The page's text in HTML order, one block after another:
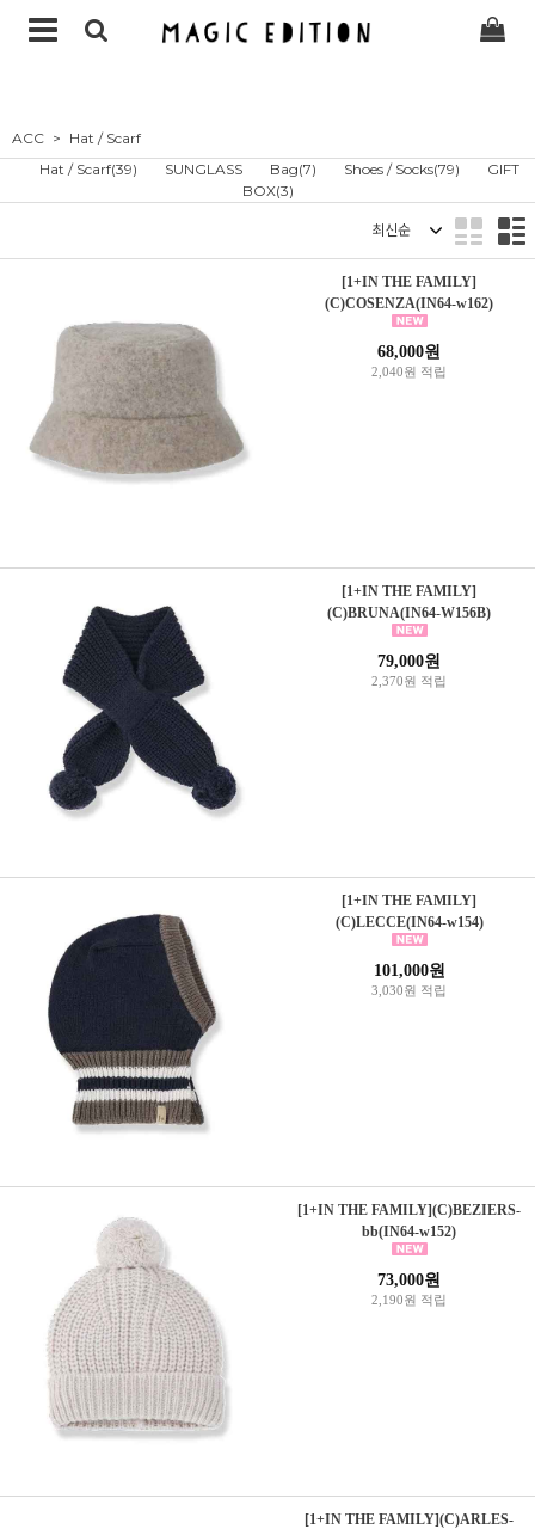
ACC
Hat / Scarf
Hat / Scarf(39)
SUNGLASS Bag(7) Shoes / Socks(79)
GIFT
BOX(3)
[1+IN THE FAMILY]
(C)COSENZA(IN64-w162)
68,000원
2,040원 적립
[1+IN THE FAMILY]
(C)BRUNA(IN64-W156B)
79,000원
2,370원 적립
[1+IN THE FAMILY]
(C)LECCE(IN64-w154)
101,000원
3,030원 적립
[1+IN THE FAMILY](C)BEZIERS-
bb(IN64-w152)
73,000원
2,190원 적립
[1+IN THE FAMILY](C)ARLES-